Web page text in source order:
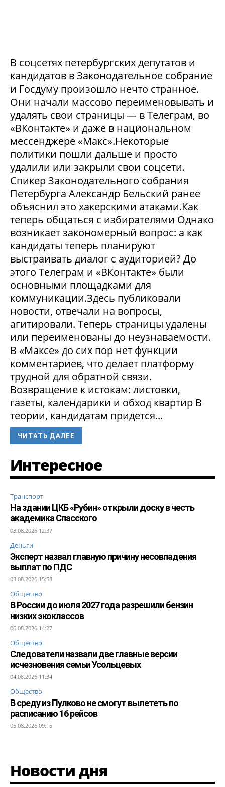
В соцсетях петербургских депутатов и
кандидатов в Законодательное собрание
и Госдуму произошло нечто странное.
Они начали массово переименовывать и
удалять свои страницы — в Телеграм, во
«ВКонтакте» и даже в национальном
мессенджере «Макс».Некоторые
политики пошли дальше и просто
удалили или закрыли свои соцсети.
Спикер Законодательного собрания
Петербурга Александр Бельский ранее
объяснил это хакерскими атаками.Как
теперь общаться с избирателями Однако
возникает закономерный вопрос: а как
кандидаты теперь планируют
выстраивать диалог с аудиторией? До
этого Телеграм и «ВКонтакте» были
основными площадками для
коммуникации.Здесь публиковали
новости, отвечали на вопросы,
агитировали. Теперь страницы удалены
или переименованы до неузнаваемости.
В «Максе» до сих пор нет функции
комментариев, что делает платформу
трудной для обратной связи.
Возвращение к истокам: листовки,
газеты, календарики и обход квартир В
теории, кандидатам придется...
ЧИТАТЬ ДАЛЕЕ
Интересное
Транспорт
На здании ЦКБ «Рубин» открыли доску в честь
академика Спасского
03.08.2026 12:37
Деньги
Эксперт назвал главную причину несовпадения
выплат по ПДС
03.08.2026 15:58
Общество
В России до июля 2027 года разрешили бензин
низких экоклассов
06.08.2026 14:27
Общество
Следователи назвали две главные версии
исчезновения семьи Усольцевых
04.08.2026 11:34
Общество
В среду из Пулково не смогут вылететь по
расписанию 16 рейсов
05.08.2026 09:15
Новости дня